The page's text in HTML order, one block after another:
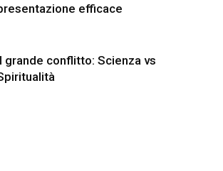
efficace
grande conflitto: Scienza vs